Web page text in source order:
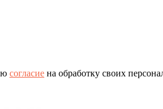
согласие на обработку своих